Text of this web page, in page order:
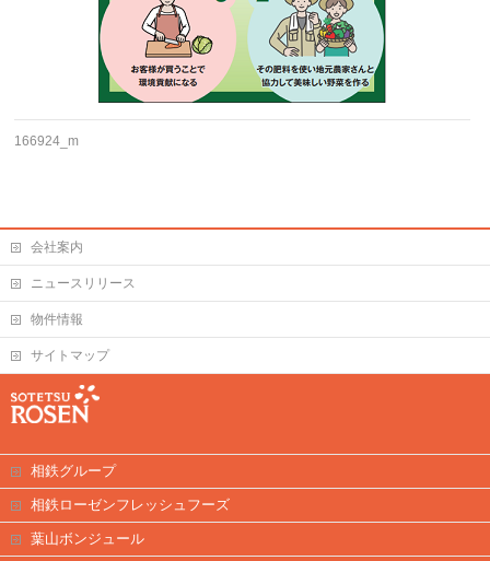
166924_m
会社案内
ニュースリリース
物件情報
サイトマップ
相鉄グループ
相鉄ローゼンフレッシュフーズ
葉山ボンジュール